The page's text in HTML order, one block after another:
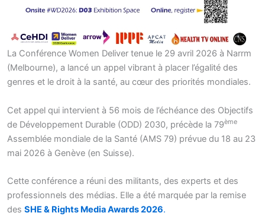
La Conférence Women Deliver tenue le 29 avril 2026 à Narrm
(Melbourne), a lancé un appel vibrant à placer l’égalité des
genres et le droit à la santé, au cœur des priorités mondiales.
Cet appel qui intervient à 56 mois de l’échéance des Objectifs
de Développement Durable (ODD) 2030, précède la 79ème
Assemblée mondiale de la Santé (AMS 79) prévue du 18 au 23
mai 2026 à Genève (en Suisse).
Cette conférence a réuni des militants, des experts et des
professionnels des médias. Elle a été marquée par la remise
des SHE & Rights Media Awards 2026.